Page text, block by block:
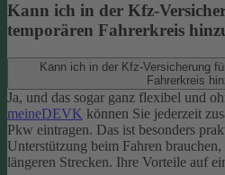
Kann ich in der Kfz-
temporären Fahrerkreis
Kann ich in der Kfz-Versicherung
Fahrerkreis
Ja, und das sogar ganz flexibel und
meineDEVK können Sie jederzeit
Pkw eintragen. Das ist besonders
Unterstützung beim Fahren
längeren Strecken. Ihre Vorteile auf